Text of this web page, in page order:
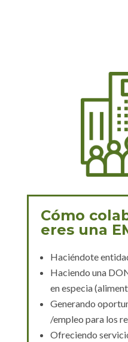
Cómo
eres una
Haciéndote
Haciendo una
en especia
Generando
/empleo para los
Ofreciendo